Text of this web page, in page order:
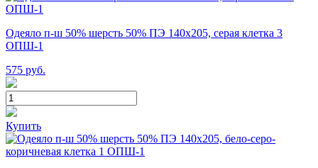
Одеяло п-ш 50% шерсть 50% ПЭ 140х205, серая клетка 3
ОПШ-1
575 руб.
Купить